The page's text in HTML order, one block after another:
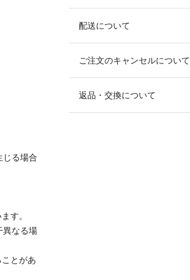
配送について
ご注文のキャンセルについて
返品・交換について
る場合
す。
異なる場
とがあ